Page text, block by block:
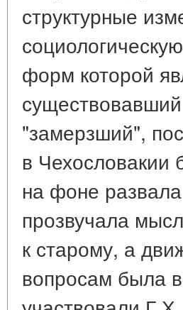
структурные
форм которой
"замерзший",
в Чехословакии
на фоне
прозвучала
к старому, а
вопросам была